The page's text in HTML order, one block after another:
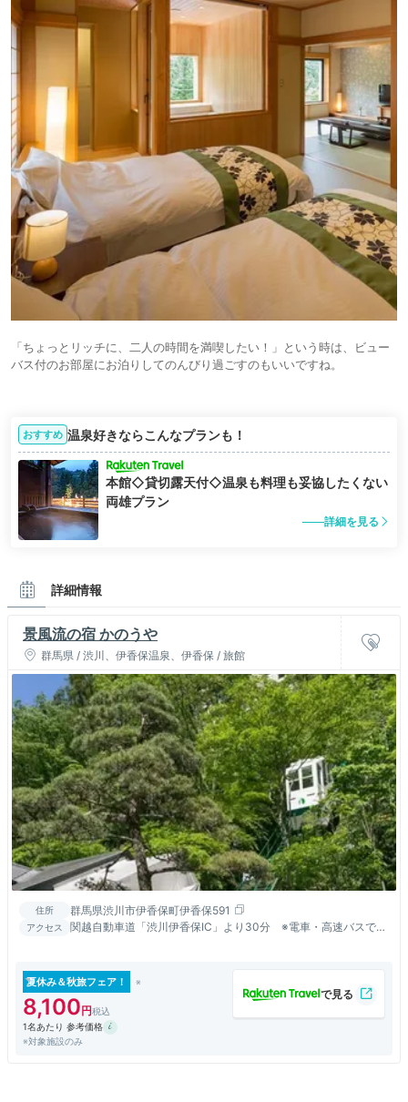
「ちょっとリッチに、二人の時間を満喫したい！」という時は、ビュー
バス付のお部屋にお泊りしてのんびり過ごすのもいいですね。
おすすめ 温泉好きならこんなプランも！
本館◇貸切露天付◇温泉も料理も妥協したくない
両雄プラン
詳細を見る
詳細情報
景風流の宿 かのうや
群馬県 / 渋川、伊香保温泉、伊香保 / 旅館
住所 群馬県渋川市伊香保町伊香保591
アクセス
関越自動車道「渋川伊香保IC」より30分 ※電車・高速バスでお
夏休み＆秋旅フェア！
8,100
1名あたり 参考価格
※対象施設のみ